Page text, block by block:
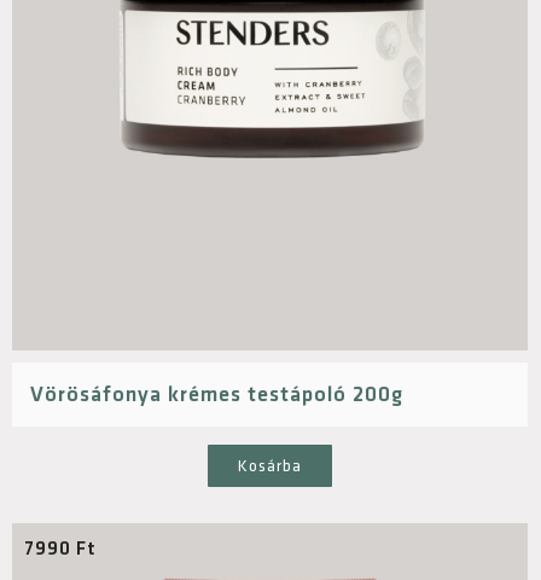
Vörösáfonya krémes testápoló 200g
Kosárba
7990 Ft